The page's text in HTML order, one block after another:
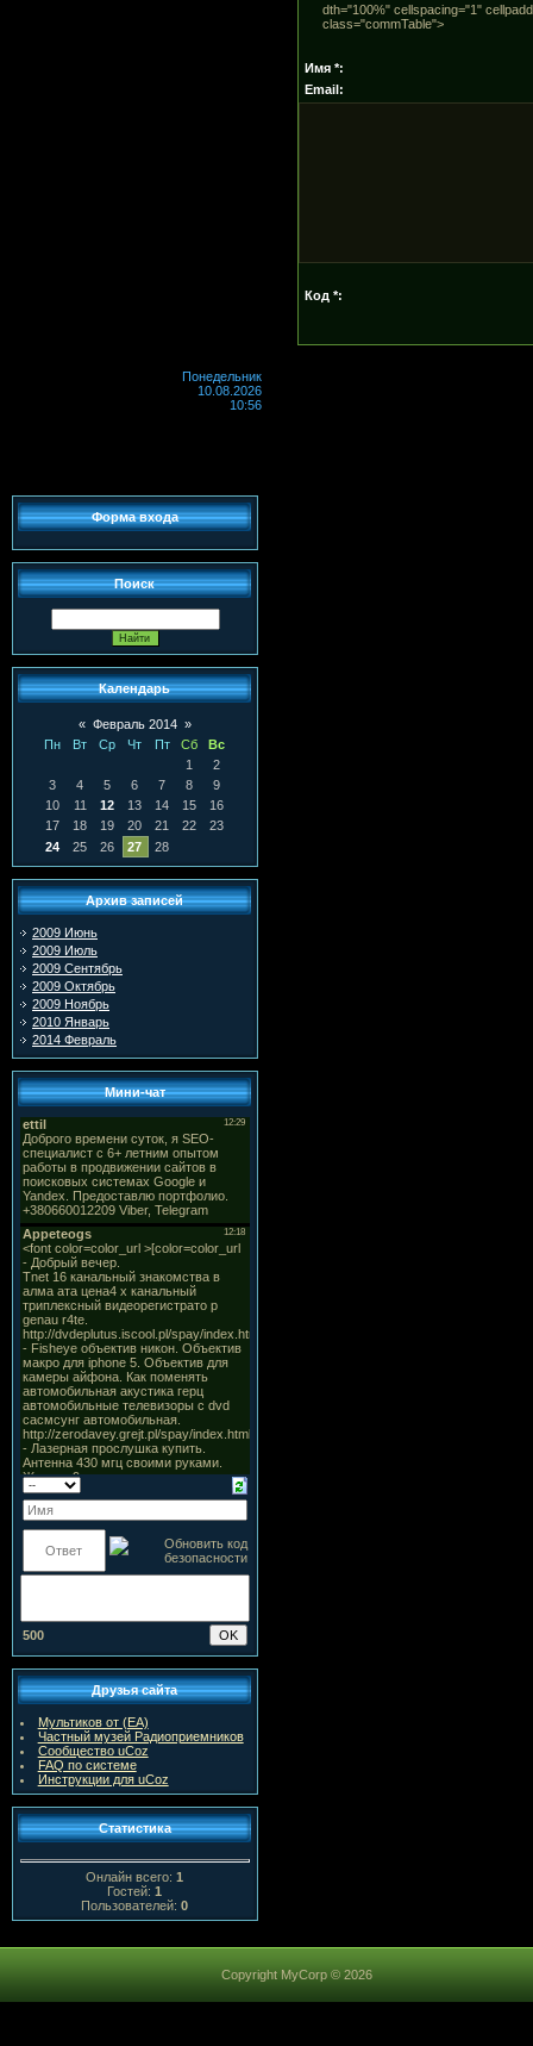
dth="100%" cellspacing="1"
class="commTable">
Имя *:
Email:
Код *:
Понедельник
10.08.2026
10:56
Форма входа
Поиск
Календарь
« Февраль 2014 »
Пн
Вт Ср Чт Пт Сб
Вс
1
2
3
4 5 6 7 8
9
10
11 12 13 14 15
16
17
18 19 20 21 22
23
24
25 26 27 28
Архив записей
2009 Июнь
2009 Июль
2009 Сентябрь
2009 Октябрь
2009 Ноябрь
2010 Январь
2014 Февраль
Мини-чат
500
Друзья сайта
Мультиков от (ЕА)
Частный музей Радиоприемников
Сообщество uCoz
FAQ по системе
Инструкции для uCoz
Статистика
Онлайн всего:1
Гостей:1
Пользователей:0
Copyright MyCorp © 2026